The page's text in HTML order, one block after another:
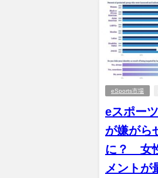
eSports市場
eスポー
が嫌がら
に？ 女
メントが